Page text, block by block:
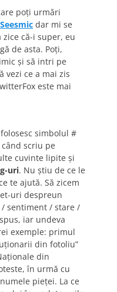
poţi urmări
Seesmic dar mi se
că-i super, eu
de asta. Poţi,
şi să intri pe
vezi ce a mai zis
este mai
simbolul #
scriu pe
cuvinte lipite şi
uri. Nu ştiu de ce le
te ajută. Să zicem
uri despreun
sentiment / stare /
iar undeva
exemple: primul
din fotoliu”
din
în urmă cu
pieţei. La ce